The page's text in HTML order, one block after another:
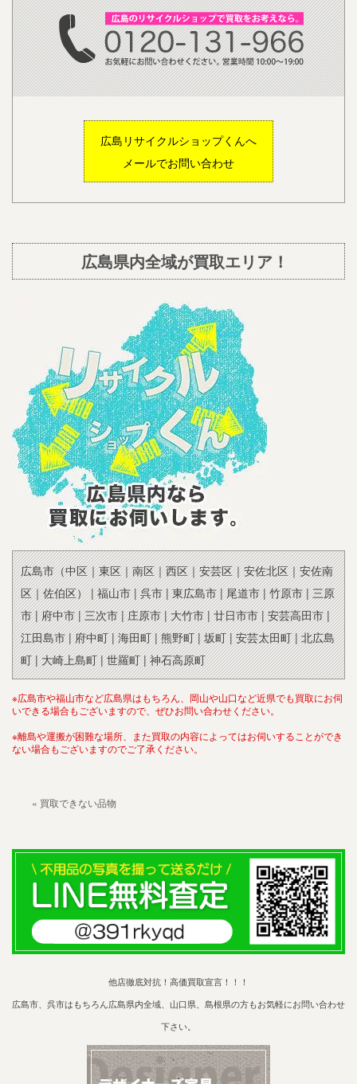
広島リサイクルショップくんへ
メールでお問い合わせ
広島県内全域が買取エリア！
広島市（中区｜東区｜南区｜西区｜安芸区｜安佐北区｜安佐南
区｜佐伯区） | 福山市 | 呉市 | 東広島市 | 尾道市 | 竹原市 | 三原
市 | 府中市 | 三次市 | 庄原市 | 大竹市 | 廿日市市 | 安芸高田市 |
江田島市 | 府中町 | 海田町 | 熊野町 | 坂町 | 安芸太田町 | 北広島
町 | 大崎上島町 | 世羅町 | 神石高原町
※広島市や福山市など広島県はもちろん、岡山や山口など近県でも買取にお伺
いできる場合もございますので、ぜひお問い合わせください。
※離島や運搬が困難な場所、また買取の内容によってはお伺いすることができ
ない場合もございますのでご了承ください。
« 買取できない品物
他店徹底対抗！高価買取宣言！！！
広島市、呉市はもちろん広島県内全域、山口県、島根県の方もお気軽にお問い合わせ
下さい。